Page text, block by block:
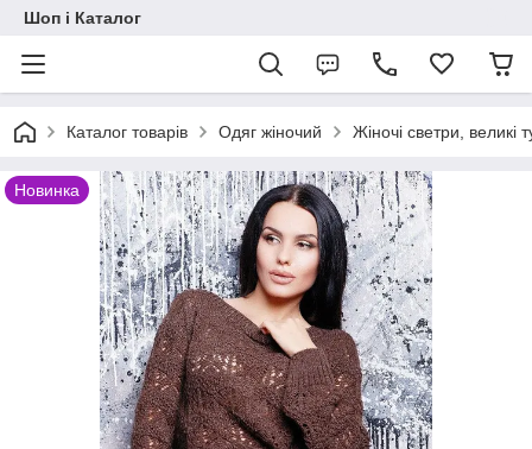
Шоп і Каталог
Каталог товарів Одяг жіночий Жіночі светри, великі
Новинка